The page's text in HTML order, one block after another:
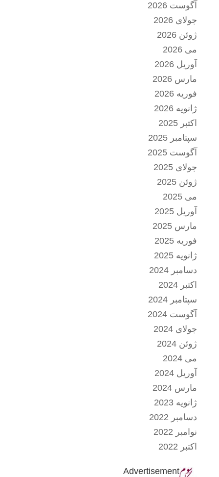
آگوست 2026
جولای 2026
ژوئن 2026
می 2026
آوریل 2026
مارس 2026
فوریه 2026
ژانویه 2026
اکتبر 2025
سپتامبر 2025
آگوست 2025
جولای 2025
ژوئن 2025
می 2025
آوریل 2025
مارس 2025
فوریه 2025
ژانویه 2025
دسامبر 2024
اکتبر 2024
سپتامبر 2024
آگوست 2024
جولای 2024
ژوئن 2024
می 2024
آوریل 2024
مارس 2024
ژانویه 2023
دسامبر 2022
نوامبر 2022
اکتبر 2022
Advertisement